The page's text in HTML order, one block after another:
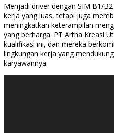
Menjadi driver dengan SIM B1/
kerja yang luas, tetapi juga
meningkatkan keterampilan
yang berharga. PT Artha Kreasi
kualifikasi ini, dan mereka
lingkungan kerja yang
karyawannya.